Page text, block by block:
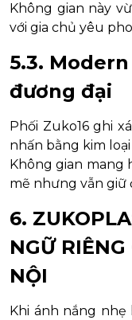
Không gian này
với gia chủ yêu
5.3.
đương đại
Phối Zuko16 ghi
nhấn bằng kim
Không gian mang
mẽ nhưng vẫn giữ
6.
NGỮ
NỘI
Khi ánh nắng